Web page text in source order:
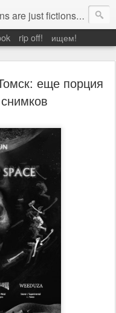
to admit the unexplained, and that would leave us prey to the chaos around us. Which is exactly what it is.
rip off! ищем!
еще порция